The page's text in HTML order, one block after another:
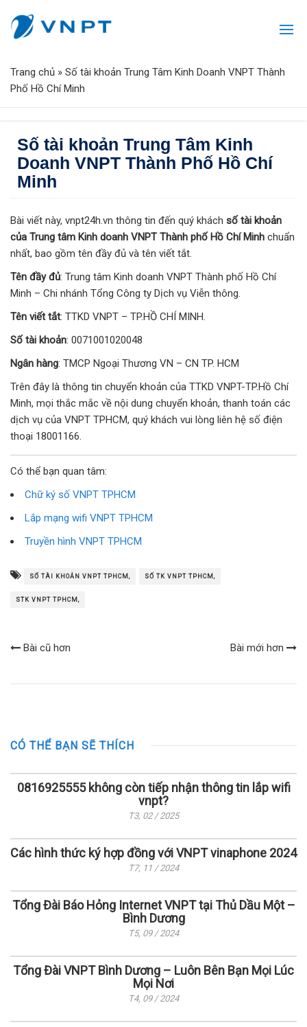
Trang chủ » Số tài khoản Trung Tâm Kinh Doanh VNPT Thành
Phố Hồ Chí Minh
Số tài khoản Trung Tâm Kinh
Doanh VNPT Thành Phố Hồ Chí
Minh
Bài viết này, vnpt24h.vn thông tin đến quý khách số tài khoản
của Trung tâm Kinh doanh VNPT Thành phố Hồ Chí Minh chuẩn
nhất, bao gồm tên đầy đủ và tên viết tắt.
Tên đầy đủ: Trung tâm Kinh doanh VNPT Thành phố Hồ Chí
Minh – Chi nhánh Tổng Công ty Dịch vụ Viễn thông.
Tên viết tắt: TTKD VNPT – TP.HỒ CHÍ MINH.
Số tài khoản: 0071001020048
Ngân hàng: TMCP Ngoại Thương VN – CN TP. HCM
Trên đây là thông tin chuyển khoản của TTKD VNPT-TP.Hồ Chí
Minh, mọi thắc mắc về nội dung chuyển khoản, thanh toán các
dịch vụ của VNPT TPHCM, quý khách vui lòng liên hệ số điện
thoại 18001166.
Có thể bạn quan tâm:
Chữ ký số VNPT TPHCM
Lắp mạng wifi VNPT TPHCM
Truyền hình VNPT TPHCM
SỐ TÀI KHOẢN VNPT TPHCM, SỐ TK VNPT TPHCM,
STK VNPT TPHCM,
Bài cũ hơn Bài mới hơn
CÓ THỂ BẠN SẼ THÍCH
0816925555 không còn tiếp nhận thông tin lắp wifi
vnpt?
T3, 02 / 2025
Các hình thức ký hợp đồng với VNPT vinaphone 2024
T7, 11 / 2024
Tổng Đài Báo Hỏng Internet VNPT tại Thủ Dầu Một –
Bình Dương
T5, 09 / 2024
Tổng Đài VNPT Bình Dương – Luôn Bên Bạn Mọi Lúc
Mọi Nơi
T4, 09 / 2024